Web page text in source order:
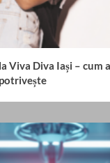
Viva Diva Iași – cum